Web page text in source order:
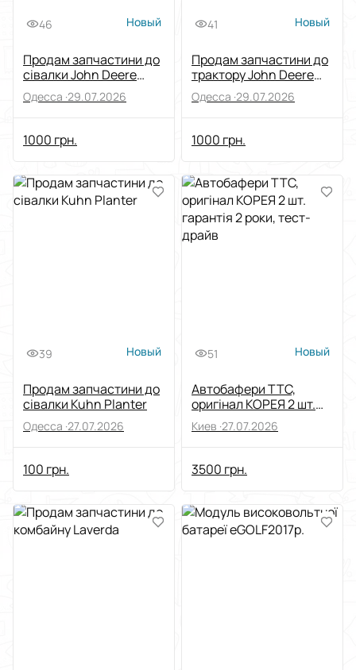
46 Новый
Продам запчастини до
сівалки John Deere
7000
Одесса ·29.07.2026
1000 грн.
41 Новый
Продам запчастини до
трактору John Deere
8430
Одесса ·29.07.2026
1000 грн.
39 Новый
Продам запчастини до
сівалки Kuhn Planter
Одесса ·27.07.2026
100 грн.
51 Новый
Автобафери TTC,
оригінал КОРЕЯ 2 шт.
гарантія 2 роки, тест-
драйв
Киев ·27.07.2026
3500 грн.